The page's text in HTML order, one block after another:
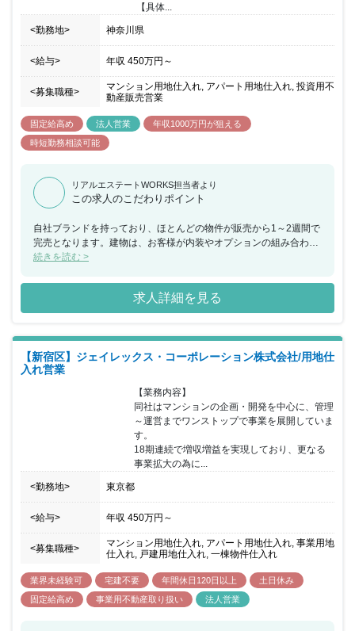
【具体...
<勤務地> 神奈川県
<給与> 年収 450万円 ～
<募集職種>
マンション用地仕入れ, アパート用地仕入れ, 投資用不
動産販売営業
固定給高め 法人営業
年収1000万円が狙える
時短勤務相談可能
リアルエステートWORKS担当者より
この求人のこだわりポイント
自社ブランドを持っており、ほとんどの物件が販売から1～2週間で
完売となります。建物は、お客様が内装やオプションの組み合わせ
など、好みに合わせて自由に選ぶことができ、ご好評をいただいて
続きを読む >
求人詳細を見る
【新宿区】ジェイレックス・コーポレーション株式会社/用地仕
入れ営業
【業務内容】
同社はマンションの企画・開発を中心に、管理
～運営までワンストップで事業を展開していま
す。
18期連続で増収増益を実現しており、更なる
事業拡大の為に...
<勤務地> 東京都
<給与> 年収 450万円 ～
<募集職種>
マンション用地仕入れ, アパート用地仕入れ, 事業用地
仕入れ, 戸建用地仕入れ, 一棟物件仕入れ
業界未経験可 宅建不要 年間休日120日以上
土日休み
固定給高め
事業用不動産取り扱い 法人営業